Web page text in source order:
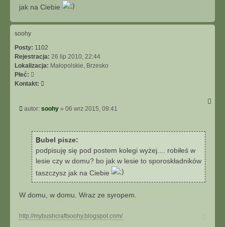
jak na Ciebie
g
soohy
Posty: 1102
Rejestracja: 26 lip 2010, 22:44
Lokalizacja: Małopolskie, Brzesko
Płeć:
Kontakt:
n
k
j
s
i
z
o
Pautor: soohy » 06 wrz 2015, 09:41
Bubel pisze:
podpisuję się pod postem kolegi wyżej.... robiłeś w
lesie czy w domu? bo jak w lesie to sporoskładników
taszczysz jak na Ciebie
W domu, w domu. Wraz ze syropem.
http://mybushcraftsoohy.blogspot.com/